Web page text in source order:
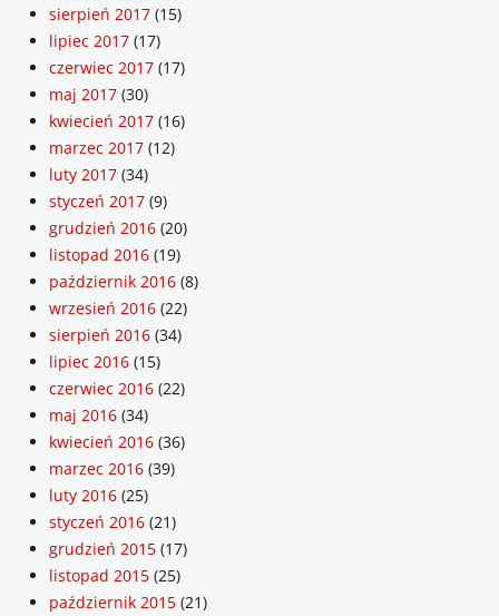
sierpień 2017 (15)
lipiec 2017 (17)
czerwiec 2017 (17)
maj 2017 (30)
kwiecień 2017 (16)
marzec 2017 (12)
luty 2017 (34)
styczeń 2017 (9)
grudzień 2016 (20)
listopad 2016 (19)
październik 2016 (8)
wrzesień 2016 (22)
sierpień 2016 (34)
lipiec 2016 (15)
czerwiec 2016 (22)
maj 2016 (34)
kwiecień 2016 (36)
marzec 2016 (39)
luty 2016 (25)
styczeń 2016 (21)
grudzień 2015 (17)
listopad 2015 (25)
październik 2015 (21)